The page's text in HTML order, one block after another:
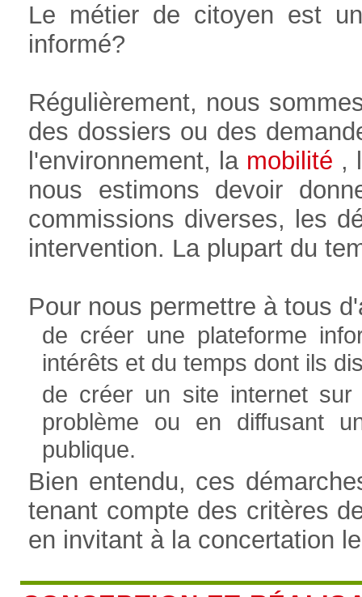
Le métier de citoyen est
informé?
Régulièrement, nous
des dossiers ou des
l'environnement, la mobilité ,
nous estimons devoir
commissions diverses, les
intervention. La plupart du
Pour nous permettre à tous
de créer une plateforme
intérêts et du temps dont ils
de créer un site internet sur
problème ou en diffusant
publique.
Bien entendu, ces
tenant compte des critères
en invitant à la concertation